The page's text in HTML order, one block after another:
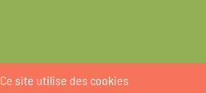
Ce site utilise des cookies